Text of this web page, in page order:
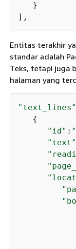
   }
],
Entitas terakhir
standar adalah
Teks, tetapi juga
halaman yang
"text_lines"
{
"id" :
"text"